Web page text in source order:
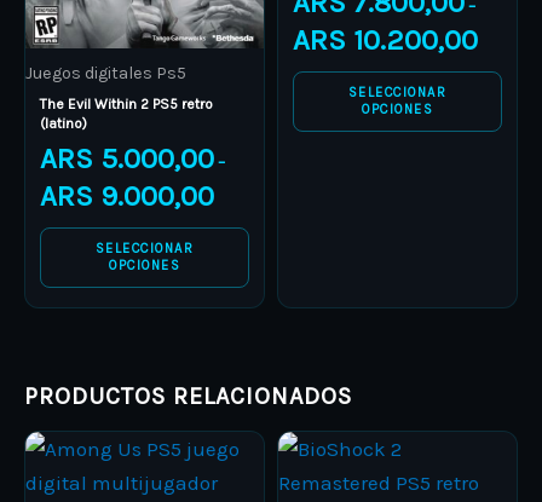
Juegos digitales Ps5
The Evil Within 2 PS5 retro
(latino)
ARS 5.000,00 –
ARS 9.000,00
SELECCIONAR
OPCIONES
may
be
chosen
on
the
product
–
ARS 10.200,00
SELECCIONAR
OPCIONES
may
be
chosen
PRODUCTOS RELACIONADOS
range:
ARS 4.000,00
This
product
Price
This
product